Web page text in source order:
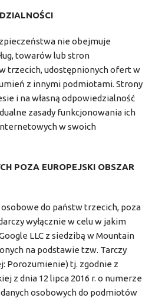
nie obejmuje
towarów lub stron
trzecich, udostępnionych ofert w
z innymi podmiotami. Strony
i na własną odpowiedzialność
zasady funkcjonowania ich
w swoich
POZA EUROPEJSKI OBSZAR
do państw trzecich, poza
wyłącznie w celu w jakim
LLC z siedzibą w Mountain
na podstawie tzw. Tarczy
Porozumienie) tj. zgodnie z
z dnia 12 lipca 2016 r. o numerze
osobowych do podmiotów